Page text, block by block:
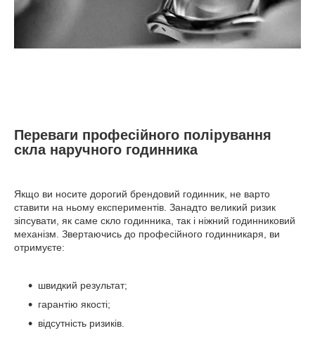
Переваги професійного полірування
скла наручного годинника
Якщо ви носите дорогий брендовий годинник, не варто
ставити на ньому експериментів. Занадто великий ризик
зіпсувати, як саме скло годинника, так і ніжний годинниковий
механізм. Звертаючись до професійного годинникаря, ви
отримуєте:
швидкий результат;
гарантію якості;
відсутність ризиків.